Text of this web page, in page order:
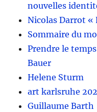
nouvelles
Nicolas Darrot «
Sommaire du
Prendre le
Bauer
Helene Sturm
art karlsruhe
Guillaume Barth